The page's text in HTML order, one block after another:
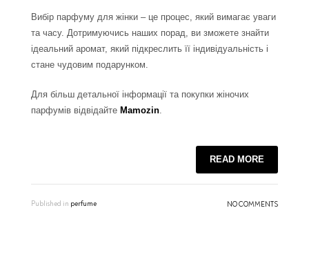
Вибір парфуму для жінки – це процес, який вимагає уваги
та часу. Дотримуючись наших порад, ви зможете знайти
ідеальний аромат, який підкреслить її індивідуальність і
стане чудовим подарунком.
Для більш детальної інформації та покупки жіночих
парфумів відвідайте Mamozin.
READ MORE
Published in perfume NO COMMENTS